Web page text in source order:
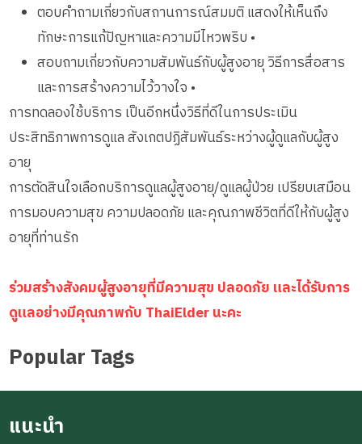
ตอบคำถามเกี่ยวกับสถานการณ์สมมติ แสดงให้เห็นถึง
ทักษะการแก้ปัญหาและความมีไหวพริบ •
สอบถามเกี่ยวกับความสัมพันธ์กับผู้สูงอายุ วิธีการสื่อสาร
และการสร้างความไว้วางใจ •
การทดลองใช้บริการ เป็นอีกหนึ่งวิธีที่ดีในการประเมิน
ประสิทธิภาพการดูแล สังเกตปฏิสัมพันธ์ระหว่างผู้ดูแลกับผู้สูง
อายุ
การตัดสินใจเลือกบริการดูแลผู้สูงอายุ/ดูแลผู้ป่วย เปรียบเสมือน
การมอบความสุข ความปลอดภัย และคุณภาพชีวิตที่ดีให้กับผู้สูง
อายุที่ท่านรัก
ร่วมสร้างสังคมผู้สูงอายุที่มีความสุข ปลอดภัย และได้รับการ
ดูแลอย่างมีคุณภาพกับ ThaiElder นะคะ
Popular Tags
แนะนำ